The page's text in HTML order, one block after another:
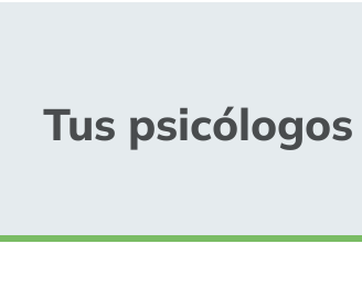
Tus psicólogos